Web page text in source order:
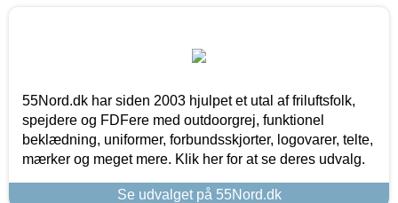
55Nord.dk har siden 2003 hjulpet et utal af friluftsfolk,
spejdere og FDFere med outdoorgrej, funktionel
beklædning, uniformer, forbundsskjorter, logovarer, telte,
mærker og meget mere. Klik her for at se deres udvalg.
Se udvalget på 55Nord.dk